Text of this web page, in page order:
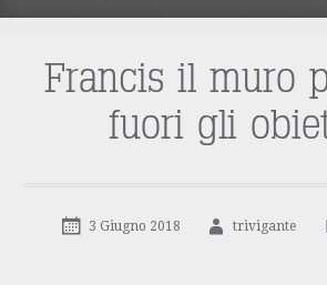
contenuto
Francis il muro
fuori gli
3 Giugno 2018 trivigante